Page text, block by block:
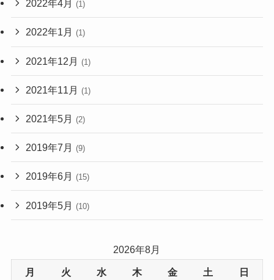
2022年4月 (1)
2022年1月 (1)
2021年12月 (1)
2021年11月 (1)
2021年5月 (2)
2019年7月 (9)
2019年6月 (15)
2019年5月 (10)
2026年8月
月 火 水 木 金 土 日